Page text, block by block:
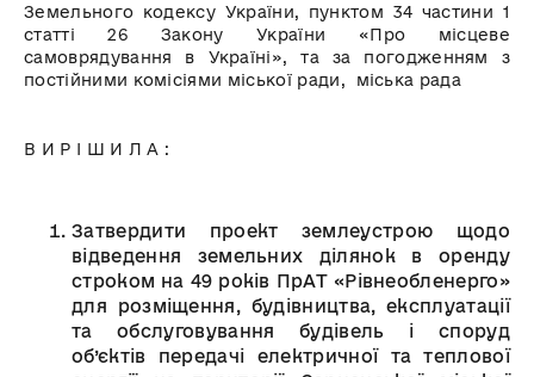
Земельного кодексу України, пунктом 34 частини 1
статті 26 Закону України «Про місцеве
самоврядування в Україні», та за погодженням з
постійними комісіями міської ради, міська рада
В И Р І Ш И Л А :
Затвердити проект землеустрою щодо
відведення земельних ділянок в оренду
строком на 49 років ПрАТ «Рівнеобленерго»
для розміщення, будівництва, експлуатації
та обслуговування будівель і споруд
об’єктів передачі електричної та теплової